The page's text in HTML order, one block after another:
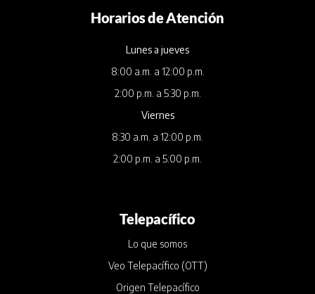
Horarios de Atención
Lunes a jueves
8:00 a.m. a 12:00 p.m.
2:00 p.m. a 5:30 p.m.
Viernes
8:30 a.m. a 12:00 p.m.
2:00 p.m. a 5:00 p.m.
Telepacífico
Lo que somos
Veo Telepacífico (OTT)
Origen Telepacífico